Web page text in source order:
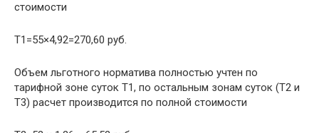
стоимости
Т1=55×4,92=270,60 руб.
Объем льготного норматива полностью учтен по
тарифной зоне суток Т1, по остальным зонам суток (Т2 и
Т3) расчет производится по полной стоимости